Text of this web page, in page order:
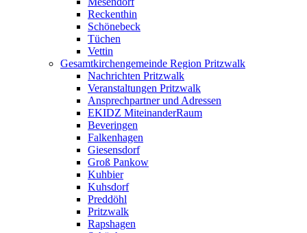
Reckenthin
Schönebeck
Tüchen
Vettin
Gesamtkirchengemeinde Region Pritzwalk
Nachrichten Pritzwalk
Veranstaltungen Pritzwalk
Ansprechpartner und Adressen
EKIDZ MiteinanderRaum
Beveringen
Falkenhagen
Giesensdorf
Groß Pankow
Kuhbier
Kuhsdorf
Preddöhl
Pritzwalk
Rapshagen